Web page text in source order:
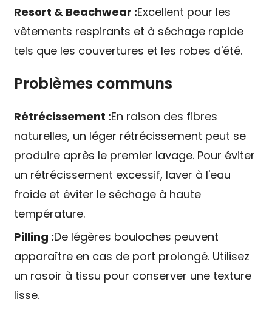
Resort & Beachwear :Excellent pour les
vêtements respirants et à séchage rapide
tels que les couvertures et les robes d'été.
Problèmes communs
Rétrécissement :En raison des fibres
naturelles, un léger rétrécissement peut se
produire après le premier lavage. Pour éviter
un rétrécissement excessif, laver à l'eau
froide et éviter le séchage à haute
température.
Pilling :De légères bouloches peuvent
apparaître en cas de port prolongé. Utilisez
un rasoir à tissu pour conserver une texture
lisse.